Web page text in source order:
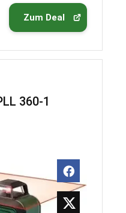
Zum Deal
360-1